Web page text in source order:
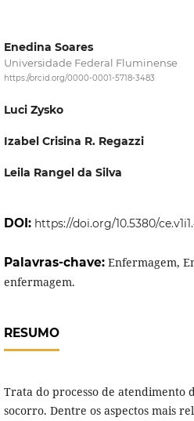
Enedina Soares
Universidade Federal Fluminense
https://orcid.org/0000-0001-5718-3483
Luci Zysko
Izabel Crisina R. Regazzi
Leila Rangel da Silva
DOI: https://doi.org/10.5380/
Palavras-chave: Enfermagem,
enfermagem.
RESUMO
Trata do processo de atendimento
socorro. Dentre os aspectos mais